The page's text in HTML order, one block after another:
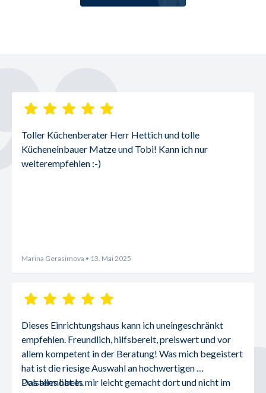
Toller Küchenberater Herr Hettich und tolle
Kücheneinbauer Matze und Tobi! Kann ich nur
weiterempfehlen :-)
Marina Gerasimova • 13. Mai 2025
Dieses Einrichtungshaus kann ich uneingeschränkt
empfehlen. Freundlich, hilfsbereit, preiswert und vor
allem kompetent in der Beratung! Was mich begeistert
hat ist die riesige Auswahl an hochwertigen
Polstermöbeln.
Das alles hat es mir leicht gemacht dort und nicht im